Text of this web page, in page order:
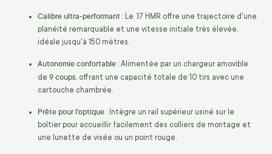
Calibre ultra-performant : Le .17 HMR offre une trajectoire d'une
planéité remarquable et une vitesse initiale très élevée,
idéale jusqu'à 150 mètres.
Autonomie confortable : Alimentée par un chargeur amovible
de 9 coups , offrant une capacité totale de 10 tirs avec une
cartouche chambrée.
Prête pour l'optique : Intègre un rail supérieur usiné sur le
boîtier pour accueillir facilement des colliers de montage et
une lunette de visée ou un point rouge.